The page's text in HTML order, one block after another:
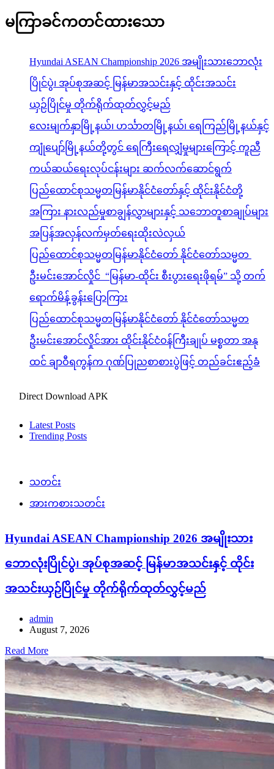
မကြာခင်ကတင်ထားသော
Hyundai ASEAN Championship 2026 အမျိုးသားဘောလုံး
ပြိုင်ပွဲ၊ အုပ်စုအဆင့် မြန်မာအသင်းနှင့် ထိုင်းအသင်း
ယှဉ်ပြိုင်မှု တိုက်ရိုက်ထုတ်လွှင့်မည်
လေးမျက်နှာမြို့နယ်၊ ဟင်္သာတမြို့နယ်၊ ရေကြည်မြို့နယ်နှင့်
ကျုံပျော်မြို့နယ်တို့တွင် ရေကြီးရေလျှံမှုများကြောင့် ကူညီ
ကယ်ဆယ်ရေးလုပ်ငန်းများ ဆက်လက်ဆောင်ရွက်
ပြည်ထောင်စုသမ္မတမြန်မာနိုင်ငံတော်နှင့် ထိုင်းနိုင်ငံတို့
အကြား နားလည်မှုစာချွန်လွှာများနှင့် သဘောတူစာချုပ်များ
အပြန်အလှန်လက်မှတ်ရေးထိုးလဲလှယ်
ပြည်ထောင်စုသမ္မတမြန်မာနိုင်ငံတော် နိုင်ငံတော်သမ္မတ
ဦးမင်းအောင်လှိုင် “မြန်မာ-ထိုင်း စီးပွားရေးဖိုရမ်” သို့ တက်
ရောက်မိန့်ခွန်းပြောကြား
ပြည်ထောင်စုသမ္မတမြန်မာနိုင်ငံတော် နိုင်ငံတော်သမ္မတ
ဦးမင်းအောင်လှိုင်အား ထိုင်းနိုင်ငံဝန်ကြီးချုပ် မစ္စတာ အနု
ထင် ချာဝီရကွန်က ဂုဏ်ပြုညစာစားပွဲဖြင့် တည်ခင်းဧည့်ခံ
Direct Download APK
Latest Posts
Trending Posts
သတင်း
အားကစားသတင်း
Hyundai ASEAN Championship 2026 အမျိုးသား
ဘောလုံးပြိုင်ပွဲ၊ အုပ်စုအဆင့် မြန်မာအသင်းနှင့် ထိုင်း
အသင်းယှဉ်ပြိုင်မှု တိုက်ရိုက်ထုတ်လွှင့်မည်
admin
August 7, 2026
Read More